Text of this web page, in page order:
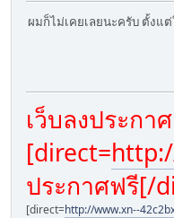
ผมก็ไม่เคยเลยนะครับ ตั้งแ
เว็บลงประกา
[direct=
ประกาศฟรี[/
[direct=http://www.xn--